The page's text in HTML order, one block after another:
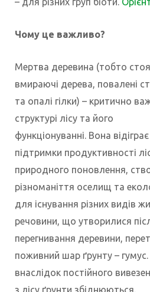
Чому це важливо?
Мертва деревина (тобто
вмираючі дерева, повалені
та опалі гілки) – критично
структурі лісу та його
функціонуванні. Вона
підтримки продуктивності
природного поновлення,
різноманіття оселищ та
для існування різних видів
речовини, що утворилися
перегнивання деревини,
поживний шар ґрунту –
внаслідок постійного
з лісу ґрунти збіднюються.